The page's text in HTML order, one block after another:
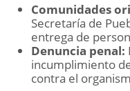
Comunidades
Secretaría de
entrega de
Denuncia penal:
incumplimiento
contra el